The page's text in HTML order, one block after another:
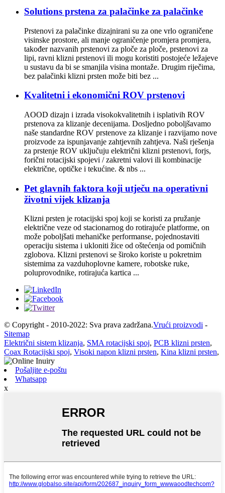
Solutions prstena za palačinke za palačinke
Prstenovi za palačinke dizajnirani su za one vrlo ograničene
visinske prostore, ali manje ograničenje promjera promjera,
također nazvanih prstenovi za ploče za ploče, prstenovi za
lipi, ravni klizni prstenovi ili mogu koristiti postojeće ležajeve
u sustavu da bi se smanjila visina montaže. Drugim riječima,
bez palačinki klizni prsten može biti bez ...
Kvalitetni i ekonomični ROV prstenovi
AOOD dizajn i izrada visokokvalitetnih i isplativih ROV
prstenova za klizanje decenijama. Dosljedno poboljšavamo
naše standardne ROV prstenove za klizanje i razvijamo nove
proizvode za ispunjavanje zahtjevnih zahtjeva. Naši rješenja
za prstenje ROV uključuju električni klizni prstenovi, forjs,
forični rotacijski spojevi / zakretni valovi ili kombinacije
električne, optičke i tekućine. & nbs ...
Pet glavnih faktora koji utječu na operativni
životni vijek klizanja
Klizni prsten je rotacijski spoj koji se koristi za pružanje
električne veze od stacionarnog do rotirajuće platforme, on
može poboljšati mehaničke performanse, pojednostaviti
operaciju sistema i ukloniti žice od oštećenja od pomičnih
zglobova. Klizni prstenovi se široko koriste u pokretnim
sistemima za vazduhoplovne kamere, robotske ruke,
poluprovodnike, rotirajuća kartica ...
© Copyright - 2010-2022: Sva prava zadržana.Vrući proizvodi -
Sitemap
Električni sistem klizanja, SMA rotacijski spoj, PCB klizni prsten,
Coax Rotacijski spoj, Visoki napon klizni prsten, Kina klizni prsten,
Pošaljite e-poštu
Whatsapp
x